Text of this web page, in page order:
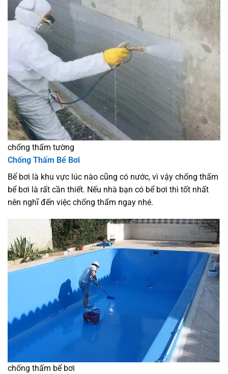
chống thấm tường
Chống Thấm Bể Bơi
Bể bơi là khu vực lúc nào cũng có nước, vì vậy chống thấm
bể bơi là rất cần thiết. Nếu nhà bạn có bể bơi thì tốt nhất
nên nghĩ đến việc chống thấm ngay nhé.
chống thấm bể bơi